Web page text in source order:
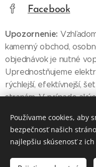
Facebook
Upozornenie:
kamenný obchod,
objednávok je nutné
Uprednostňujeme
rýchlejší, efektívnejší,
stranám. V prípade
©
Používame cookies, aby
bezpečnosť našich
najlepšiu skúsenosť z ich